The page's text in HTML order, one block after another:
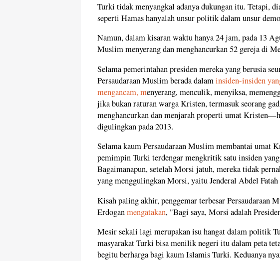
Turki tidak menyangkal adanya dukungan itu. Tetapi,
seperti Hamas hanyalah unsur politik dalam unsur
Namun, dalam kisaran waktu hanya 24 jam, pada 13
Muslim menyerang dan menghancurkan 52 gereja di
Selama pemerintahan presiden mereka yang berusia
Persaudaraan Muslim berada dalaminsiden-insiden
mengancam, menyerang, menculik, menyiksa,
jika bukan raturan warga Kristen, termasuk seorang
menghancurkan dan menjarah properti umat
digulingkan pada 2013.
Selama kaum Persaudaraan Muslim membantai umat
pemimpin Turki terdengar mengkritik satu insiden
Bagaimanapun, setelah Morsi jatuh, mereka tidak
yang menggulingkan Morsi, yaitu Jenderal Abdel
Kisah paling akhir, penggemar terbesar Persaudaraan
Erdoganmengatakan, "Bagi saya, Morsi adalah
Mesir sekali lagi merupakan isu hangat dalam politik
masyarakat Turki bisa menilik negeri itu dalam peta
begitu berharga bagi kaum Islamis Turki. Keduanya